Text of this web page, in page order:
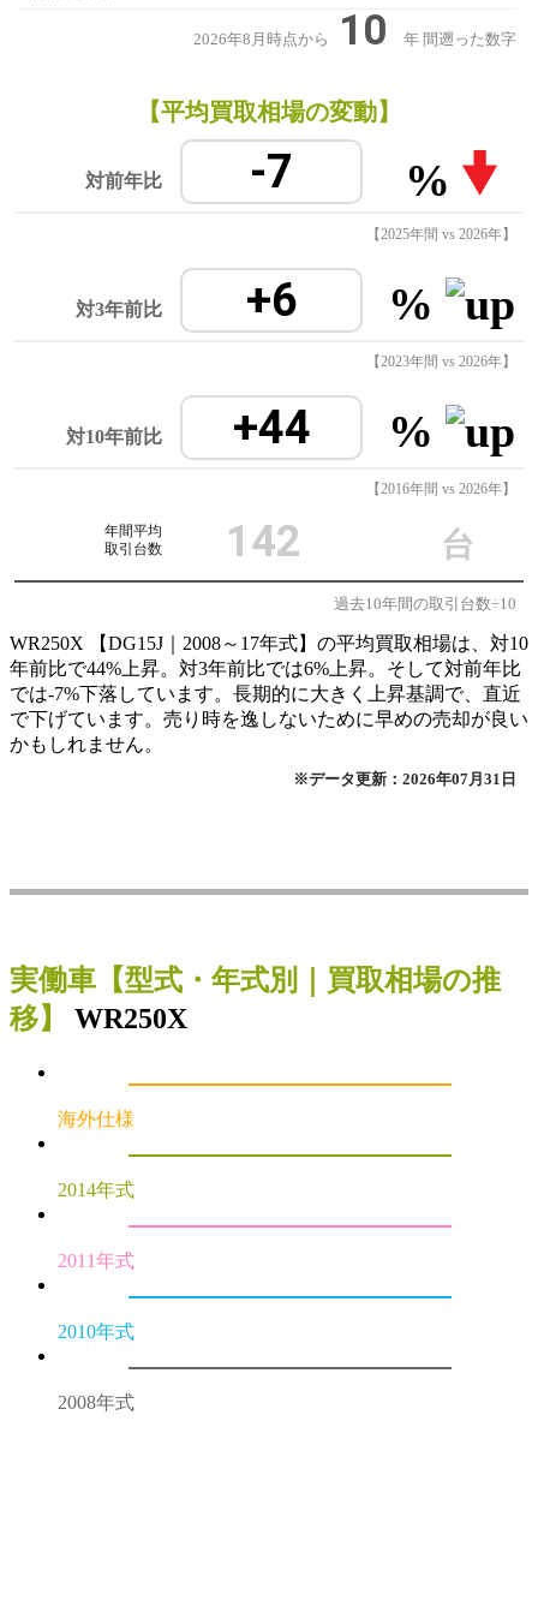
2026年8月時点から 10 年 間遡った数字
【平均買取相場の変動】
対前年比 -7 %
【2025年間 vs 2026年】
対3年前比 +6 %
【2023年間 vs 2026年】
対10年前比 +44 %
【2016年間 vs 2026年】
年間平均
取引台数
142 台
過去10年間の取引台数÷10
WR250X 【DG15J｜2008～17年式】の平均買取相場は、対10
年前比で44%上昇。対3年前比では6%上昇。そして対前年比
では-7%下落しています。長期的に大きく上昇基調で、直近
で下げています。売り時を逸しないために早めの売却が良い
かもしれません。
※データ更新：2026年07月31日
実働車 【型式・年式別｜買取相場の推
移】
WR250X
海外仕様
2014年式
2011年式
2010年式
2008年式